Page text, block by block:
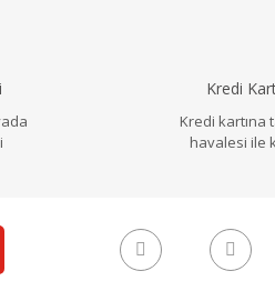
Kredi
Kredi kartına
havalesi ile